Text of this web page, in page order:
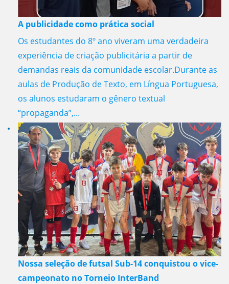
A publicidade como prática social
Os estudantes do 8º ano viveram uma verdadeira
experiência de criação publicitária a partir de
demandas reais da comunidade escolar.Durante as
aulas de Produção de Texto, em Língua Portuguesa,
os alunos estudaram o gênero textual
“propaganda”,...
Nossa seleção de futsal Sub-14 conquistou o vice-
campeonato no Torneio InterBand